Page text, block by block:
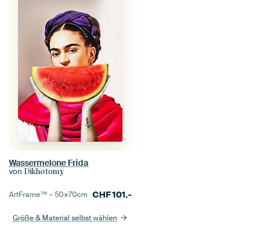
Wassermelone Frida
von Dikhotomy
ArtFrame™ –50×70cm CHF101.-
Größe & Material selbst wählen